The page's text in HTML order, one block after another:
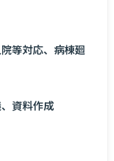
等対応、病棟廻
資料作成